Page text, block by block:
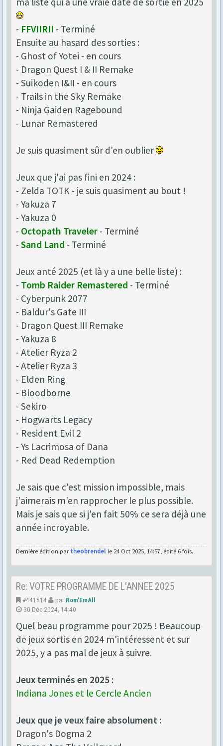
- FFVIIRII - Terminé
Ensuite au hasard des sorties :
- Ghost of Yotei - en cours
- Dragon Quest I & II Remake
- Suikoden I&II - en cours
- Trails in the Sky Remake
- Ninja Gaiden Ragebound
- Lunar Remastered
Je suis quasiment sûr d'en oublier
Jeux que j'ai pas fini en 2024 :
- Zelda TOTK - je suis quasiment au bout !
- Yakuza 7
- Yakuza 0
- Octopath Traveler - Terminé
- Sand Land - Terminé
Jeux anté 2025 (et là y a une belle liste) :
- Tomb Raider Remastered - Terminé
- Cyberpunk 2077
- Baldur's Gate III
- Dragon Quest III Remake
- Yakuza 8
- Atelier Ryza 2
- Atelier Ryza 3
- Elden Ring
- Bloodborne
- Sekiro
- Hogwarts Legacy
- Resident Evil 2
- Ys Lacrimosa of Dana
- Red Dead Redemption
Je sais que c'est mission impossible, mais
j'aimerais m'en rapprocher le plus possible.
Mais je sais que si j'en fait 50% ce sera déjà une
année incroyable.
Dernière édition partheobrendel le 24 Oct 2025, 14:57, édité 6 fois.
Re: VOTRE PROGRAMME DE L'ANNEE 2025
#441514 par Rom'EmAll
30 Déc 2024, 14:40
Quel beau programme pour 2025 ! Beaucoup
de jeux sortis en 2024 m'intéressent et sur
2025, y a pas mal de jeux à suivre.
Jeux terminés en 2025 :
Indiana Jones et le Cercle Ancien
Jeux que je veux faire absolument :
Dragon's Dogma 2